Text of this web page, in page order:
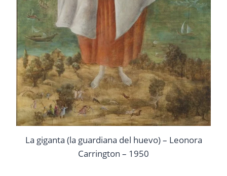
La giganta (la guardiana del huevo) – Leonora
Carrington – 1950